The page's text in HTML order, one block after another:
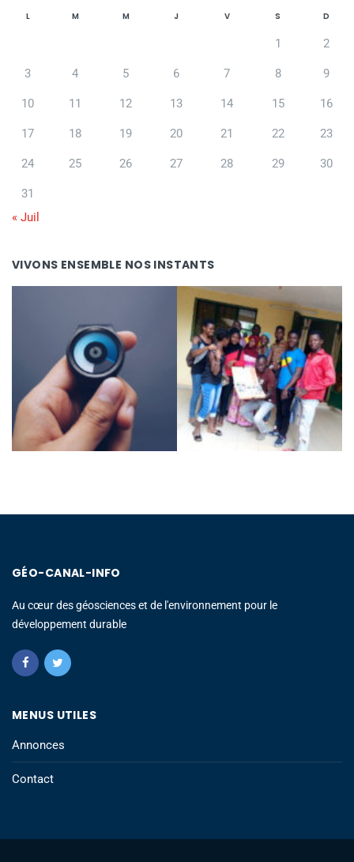
L M M J V S D
1 2
3 4 5 6 7 8 9
10 11 12 13 14 15 16
17 18 19 20 21 22 23
24 25 26 27 28 29 30
31
« Juil
VIVONS ENSEMBLE NOS INSTANTS
GÉO-CANAL-INFO
Au cœur des géosciences et de l'environnement pour le
développement durable
MENUS UTILES
Annonces
Contact